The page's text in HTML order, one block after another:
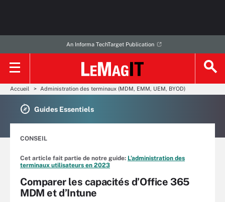
An Informa TechTarget Publication
Accueil Administration des terminaux (MDM, EMM, UEM, BYOD)
Guides Essentiels
CONSEIL
Cet article fait partie de notre guide: L’administration des
terminaux utilisateurs en 2023
Comparer les capacités d’Office 365
MDM et d’Intune